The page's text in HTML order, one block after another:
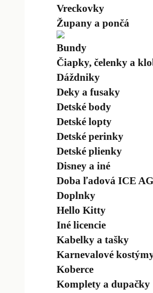
Vreckovky
Župany a pončá
Bundy
Čiapky, čelenky a
Dáždniky
Deky a fusaky
Detské body
Detské lopty
Detské perinky
Detské plienky
Disney a iné
Doba ľadová ICE
Doplnky
Hello Kitty
Iné licencie
Kabelky a tašky
Karnevalové
Koberce
Komplety a dupačky